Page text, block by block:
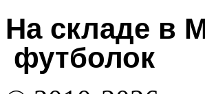
На складе в
футболок